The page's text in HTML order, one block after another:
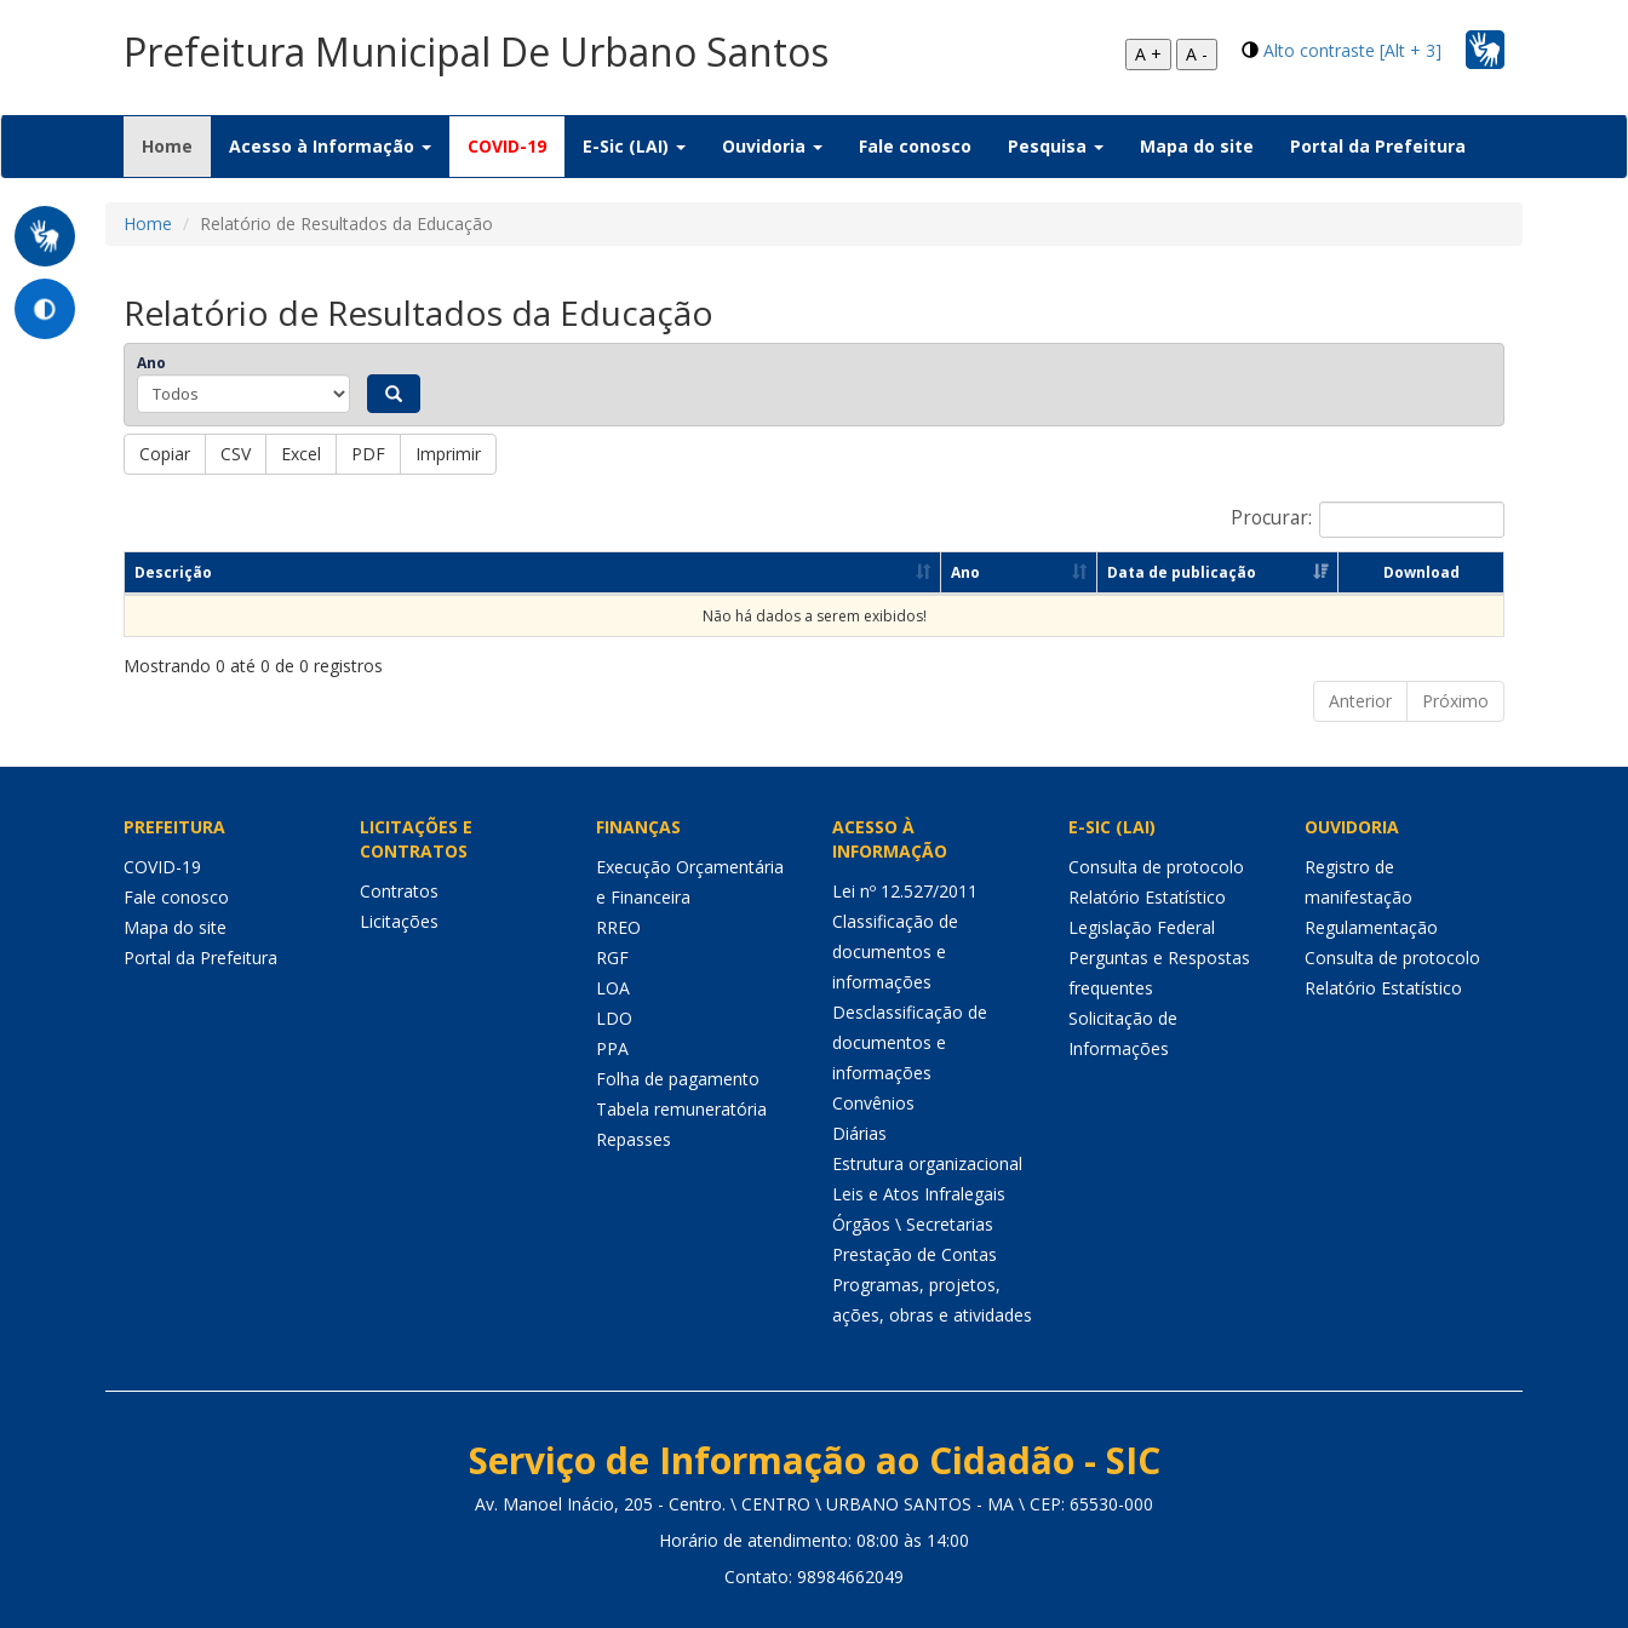
Prefeitura Municipal De Urbano Santos Alto contraste [Alt + 3]
A + A -
Home (current)
Acesso à Informação COVID-19 E-Sic (LAI) Ouvidoria Fale conosco Pesquisa Mapa do site Portal da Prefeitura
Home Relatório de Resultados da Educação
Relatório de Resultados da Educação
Ano
Copiar CSV Excel PDF Imprimir
Procurar:
Descrição Ano Data de publicação Download
Não há dados a serem exibidos!
Mostrando 0 até 0 de 0 registros
Anterior
Próximo
PREFEITURA
COVID-19
Fale conosco
Mapa do site
Portal da Prefeitura
LICITAÇÕES E
CONTRATOS
Contratos
Licitações
FINANÇAS
Execução Orçamentária
e Financeira
RREO
RGF
LOA
LDO
PPA
Folha de pagamento
Tabela remuneratória
Repasses
ACESSO À
INFORMAÇÃO
Lei nº 12.527/2011
Classificação de
documentos e
informações
Desclassificação de
documentos e
informações
Convênios
Diárias
Estrutura organizacional
Leis e Atos Infralegais
Órgãos \ Secretarias
Prestação de Contas
Programas, projetos,
ações, obras e atividades
E-SIC (LAI)
Consulta de protocolo
Relatório Estatístico
Legislação Federal
Perguntas e Respostas
frequentes
Solicitação de
Informações
OUVIDORIA
Registro de
manifestação
Regulamentação
Consulta de protocolo
Relatório Estatístico
Serviço de Informação ao Cidadão - SIC
Av. Manoel Inácio, 205 - Centro. \ CENTRO \ URBANO SANTOS - MA \ CEP: 65530-000
Horário de atendimento: 08:00 às 14:00
Contato: 98984662049